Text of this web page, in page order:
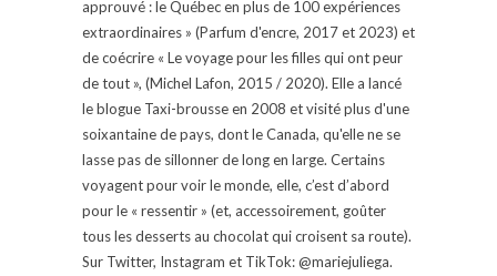
approuvé : le Québec en plus de 100 expériences
extraordinaires » (Parfum d'encre, 2017 et 2023) et
de coécrire « Le voyage pour les filles qui ont peur
de tout », (Michel Lafon, 2015 / 2020). Elle a lancé
le blogue Taxi-brousse en 2008 et visité plus d'une
soixantaine de pays, dont le Canada, qu'elle ne se
lasse pas de sillonner de long en large. Certains
voyagent pour voir le monde, elle, c’est d’abord
pour le « ressentir » (et, accessoirement, goûter
tous les desserts au chocolat qui croisent sa route).
Sur Twitter, Instagram et TikTok: @mariejuliega.